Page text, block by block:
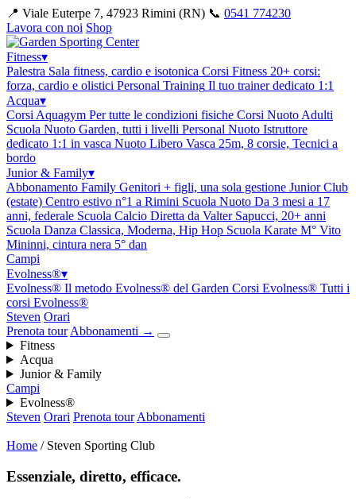
📍 Viale Euterpe 7, 47923 Rimini (RN) 📞 0541 774230
Lavora con noi Shop
Fitness▾
Palestra Sala fitness, cardio e isotonica Corsi Fitness 20+ corsi:
forza, cardio e olistici Personal Training Il tuo trainer dedicato 1:1
Acqua▾
Corsi Aquagym Per tutte le condizioni fisiche Corsi Nuoto Adulti
Scuola Nuoto Garden, tutti i livelli Personal Nuoto Istruttore
dedicato 1:1 in vasca Nuoto Libero Vasca 25m, 8 corsie, Tecnici a
bordo
Junior & Family▾
Abbonamento Family Genitori + figli, una sola gestione Junior Club
(estate) Centro estivo n°1 a Rimini Scuola Nuoto Da 3 mesi a 17
anni, federale Scuola Calcio Diretta da Valter Sapucci, 20+ anni
Scuola Danza Classica, Moderna, Hip Hop Scuola Karate M° Vito
Mininni, cintura nera 5° dan
Campi
Evolness®▾
Evolness® Il metodo Evolness® del Garden Corsi Evolness® Tutti i
corsi Evolness®
Steven Orari
Prenota tour Abbonamenti →
Fitness
Acqua
Junior & Family
Campi
Evolness®
Steven Orari Prenota tour Abbonamenti
Home / Steven Sporting Club
Essenziale, diretto, efficace.